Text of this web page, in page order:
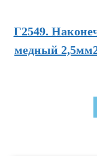
Г2549.
медный